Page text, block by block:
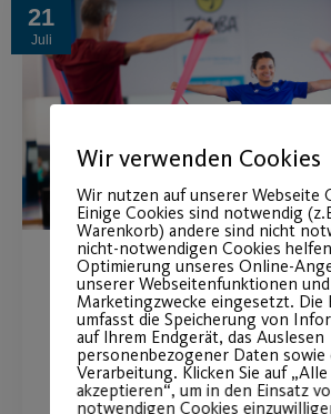
21
Juli
Kostenloses
Schniegling
Plätze frei ab Mi. 16.09. -
Wir verwenden Cookies
Wir nutzen auf unserer Webseite
Einige Cookies sind notwendig
Warenkorb) andere sind nicht
nicht-notwendigen Cookies
Optimierung unseres Online-
unserer Webseitenfunktionen
Marketingzwecke eingesetzt. Die
umfasst die Speicherung von
auf Ihrem Endgerät, das Auslesen
personenbezogener Daten sowie
Verarbeitung. Klicken Sie auf „Alle
akzeptieren“, um in den Einsatz
notwendigen Cookies